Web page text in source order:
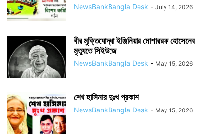
NewsBankBangla Desk - July 14, 2026
বীর মুক্তিযোদ্ধা ইঞ্জিনিয়ার মোশাররফ হোসেনের
মৃত্যুতে সিইউজে
NewsBankBangla Desk - May 15, 2026
শেখ হাসিনার দুঃখ প্রকাশ
NewsBankBangla Desk - May 15, 2026